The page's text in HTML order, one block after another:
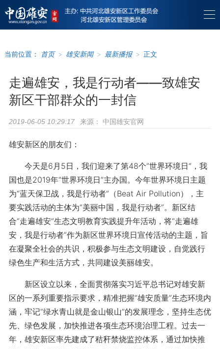
当前位置： 首页 > 雄安新闻 > 最新播报 > 正文
走遍雄安，我是行动者——致雄安
新区干部群众的一封信
2019-06-05 10:29:17 来源： 中国雄安官网
雄安新区的朋友们：
今天是6月5日，我们迎来了第48个“世界环境日”，我
国也是2019年“世界环境日”主办国。今年世界环境日主题
为“蓝天保卫战，我是行动者”（Beat Air Pollution），主
要实践活动的主体为“美丽中国，我是行动者”。新区结
合“走遍雄安”生态文明教育实践提升年活动，将“走遍雄
安，我是行动者”作为新区世界环境日宣传活动的主题，旨
在凝聚全社会的共识，积极参与生态文明建设，自觉践行
绿色生产和生活方式，共同建设美丽雄安。
新区设立以来，全面贯彻落实习近平总书记对雄安新
区的一系列重要指示要求，精准把握“雄安质量”生态环境内
涵，牢记“绿水青山就是金山银山”的发展理念，坚持生态优
先、绿色发展，加快推进各项生态环境治理工程。过去一
年，雄安新区率先建成了秸秆禁烧监控体系，通过加快推